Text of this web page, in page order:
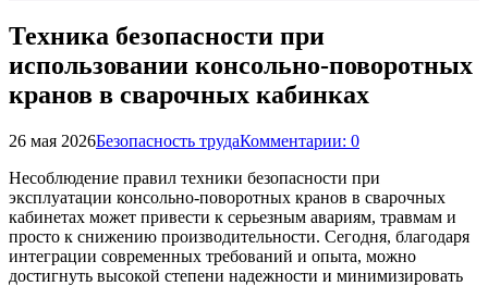
Техника безопасности при
использовании консольно-поворотных
кранов в сварочных кабинках
26 мая 2026Безопасность трудаКомментарии: 0
Несоблюдение правил техники безопасности при
эксплуатации консольно-поворотных кранов в сварочных
кабинетах может привести к серьезным авариям, травмам и
просто к снижению производительности. Сегодня, благодаря
интеграции современных требований и опыта, можно
достигнуть высокой степени надежности и минимизировать